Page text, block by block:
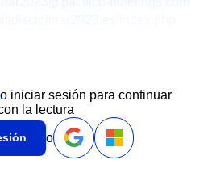
o iniciar sesión para continuar
la lectura
o